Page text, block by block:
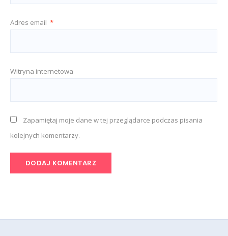
Adres email *
Witryna internetowa
Zapamiętaj moje dane w tej przeglądarce podczas pisania
kolejnych komentarzy.